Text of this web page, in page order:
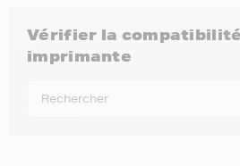
Vérifier la compatibilité
imprimante